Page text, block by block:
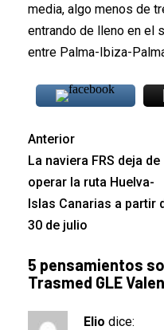
media, algo menos de
entrando de lleno en el
entre Palma-Ibiza-
Anterior
La naviera FRS deja de
operar la ruta Huelva-
Islas Canarias a partir
30 de julio
5 pensamientos
Trasmed GLE
Elio dice: